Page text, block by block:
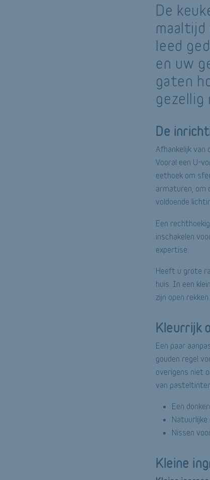
De
leed
en uw
gaten
gezellig
De
Afhankelijk van
Vooral een U-
eethoek om
armaturen, om
voldoende
Een
inschakelen
expertise.
Heeft u grote
huis. In een
zijn open
Kleurrijk
Een paar
gouden regel
overigens niet
van
Een
Nissen
Kleine